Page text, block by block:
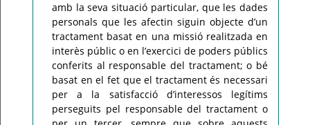
amb la seva situació particular, que les dades
personals que les afectin siguin objecte d’un
tractament basat en una missió realitzada en
interès públic o en l’exercici de poders públics
conferits al responsable del tractament; o bé
basat en el fet que el tractament és necessari
per a la satisfacció d’interessos legítims
perseguits pel responsable del tractament o